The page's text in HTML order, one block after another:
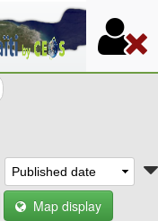
Map display